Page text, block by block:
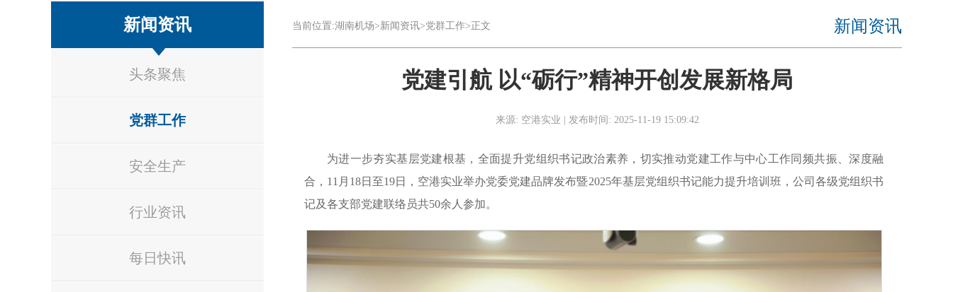
新闻资讯
头条聚焦
党群工作
安全生产
行业资讯
每日快讯
新闻资讯
当前位置:湖南机场>新闻资讯>党群工作>正文
党建引航 以“砺行”精神开创发展新格局
来源: 空港实业 | 发布时间: 2025-11-19 15:09:42
为进一步夯实基层党建根基，全面提升党组织书记政治素养，切实推动党建工作与中心工作同频共振、深度融
合，11月18日至19日，空港实业举办党委党建品牌发布暨2025年基层党组织书记能力提升培训班，公司各级党组织书
记及各支部党建联络员共50余人参加。